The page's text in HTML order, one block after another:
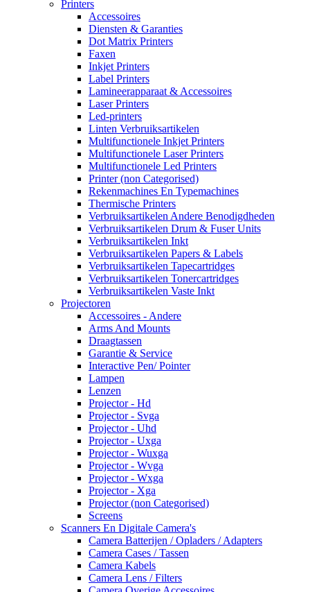
Printers
Accessoires
Diensten & Garanties
Dot Matrix Printers
Faxen
Inkjet Printers
Label Printers
Lamineerapparaat & Accessoires
Laser Printers
Led-printers
Linten Verbruiksartikelen
Multifunctionele Inkjet Printers
Multifunctionele Laser Printers
Multifunctionele Led Printers
Printer (non Categorised)
Rekenmachines En Typemachines
Thermische Printers
Verbruiksartikelen Andere Benodigdheden
Verbruiksartikelen Drum & Fuser Units
Verbruiksartikelen Inkt
Verbruiksartikelen Papers & Labels
Verbruiksartikelen Tapecartridges
Verbruiksartikelen Tonercartridges
Verbruiksartikelen Vaste Inkt
Projectoren
Accessoires - Andere
Arms And Mounts
Draagtassen
Garantie & Service
Interactive Pen/ Pointer
Lampen
Lenzen
Projector - Hd
Projector - Svga
Projector - Uhd
Projector - Uxga
Projector - Wuxga
Projector - Wvga
Projector - Wxga
Projector - Xga
Projector (non Categorised)
Screens
Scanners En Digitale Camera's
Camera Batterijen / Opladers / Adapters
Camera Cases / Tassen
Camera Kabels
Camera Lens / Filters